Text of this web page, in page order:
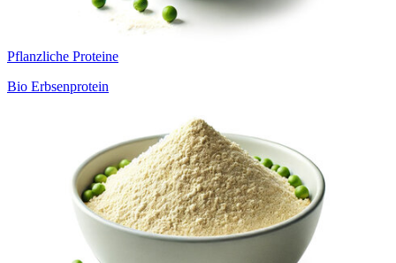
Pflanzliche Proteine
Bio Erbsenprotein